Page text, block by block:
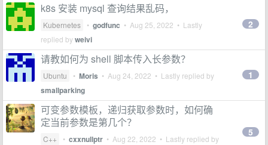
k8s 安装 mysql 查询结果乱码，
Kubernetes • godfunc • Aug 25, 2022 • Lastly
replied byweivi
2
请教如何为 shell 脚本传入长参数？
Ubuntu • Moris • Aug 24, 2022 • Lastly replied by
smallparking
1
可变参数模板，递归获取参数时，如何确
定当前参数是第几个？
C++ • cxxnullptr • Aug 22, 2022 • Lastly replied by
5